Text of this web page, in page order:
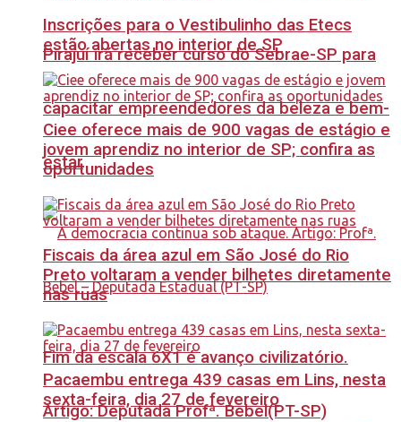
Pirajuí irá receber curso do Sebrae-SP para
capacitar empreendedores da beleza e bem-
estar
Fim da escala 6X1 é avanço civilizatório.
Artigo: Deputada Profª. Bebel(PT-SP)
Inscrições para o Vestibulinho das Etecs
estão abertas no interior de SP
Ciee oferece mais de 900 vagas de estágio e
jovem aprendiz no interior de SP; confira as
oportunidades
Fiscais da área azul em São José do Rio
Preto voltaram a vender bilhetes diretamente
nas ruas
Pacaembu entrega 439 casas em Lins, nesta
sexta-feira, dia 27 de fevereiro